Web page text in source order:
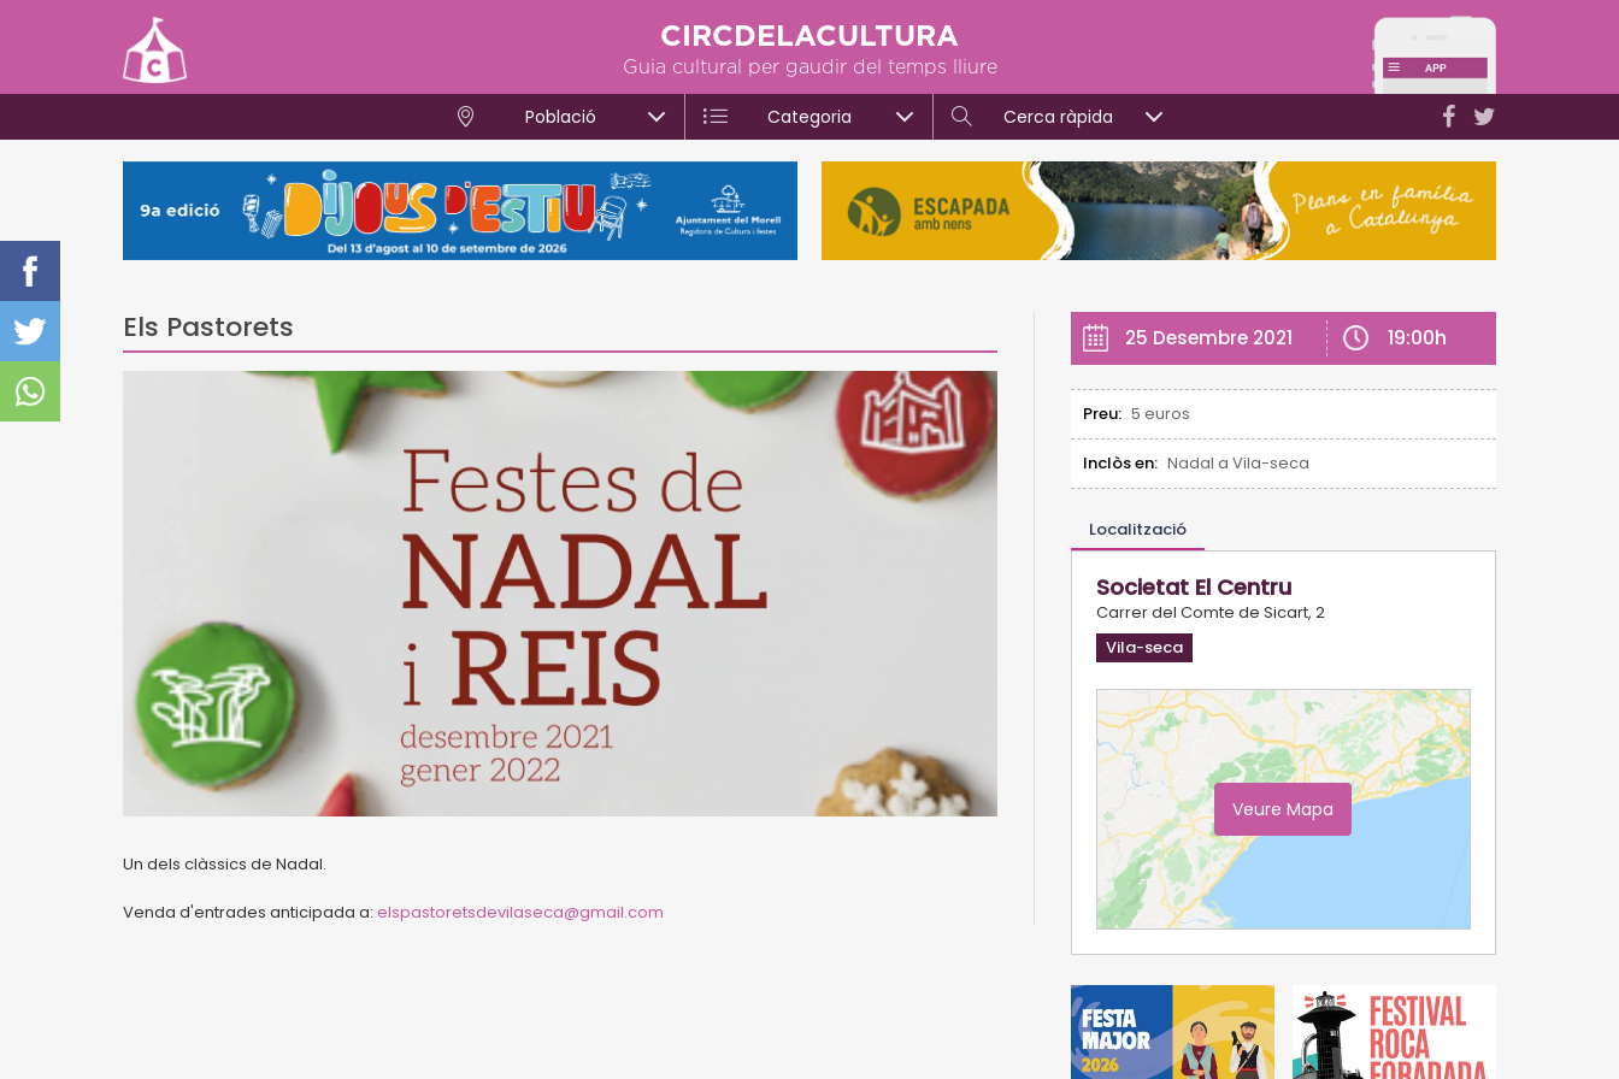
CIRCDELACULTURA
Guia cultural per gaudir del temps lliure
Població Categoria Cerca ràpida
Els Pastorets
Un dels clàssics de Nadal.
Venda d'entrades anticipada a: elspastoretsdevilaseca@gmail.com
25 Desembre 2021 19:00h
Preu: 5 euros
Inclòs en: Nadal a Vila-seca
Localització
Societat El Centru
Carrer del Comte de Sicart, 2
Vila-seca
Veure Mapa